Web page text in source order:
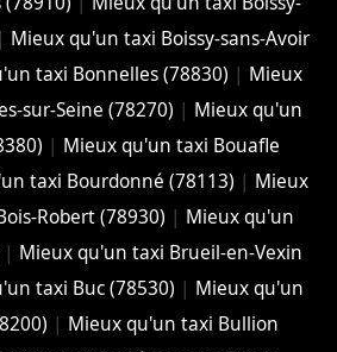
| Mieux qu'un taxi Boissy-sans-Avoir
taxi Bonnelles (78830) | Mieux
sur-Seine (78270) | Mieux qu'un
| Mieux qu'un taxi Bouafle
taxi Bourdonné (78113) | Mieux
Robert (78930) | Mieux qu'un
| Mieux qu'un taxi Brueil-en-Vexin
taxi Buc (78530) | Mieux qu'un
| Mieux qu'un taxi Bullion